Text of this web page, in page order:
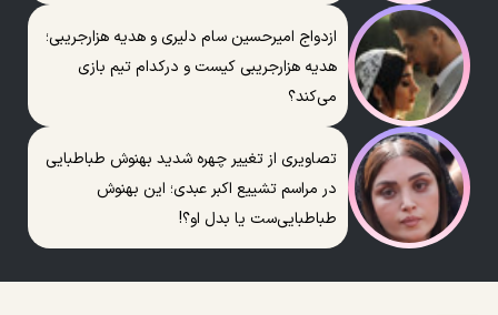
ازدواج امیرحسین سام دلیری و هدیه هزارجریبی؛
هدیه هزارجریبی کیست و درکدام تیم بازی
می‌کند؟
تصاویری از تغییر چهره شدید بهنوش طباطبایی
در مراسم تشییع اکبر عبدی؛ این بهنوش
طباطبایی‌ست یا بدل او؟!